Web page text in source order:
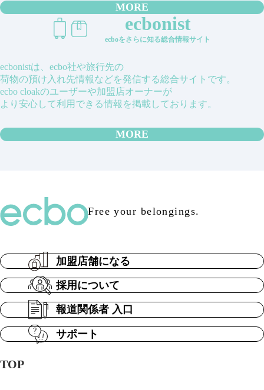
MORE
ecbonist
ecboをさらに知る総合情報サイト
ecbonistは、ecbo社や旅行先の
荷物の預け入れ先情報などを発信する総合サイトです。
ecbo cloakのユーザーや加盟店オーナーが
より安心して利用できる情報を掲載しております。
MORE
Free your belongings.
TOP
加盟店舗になる
採用について
報道関係者 入口
サポート